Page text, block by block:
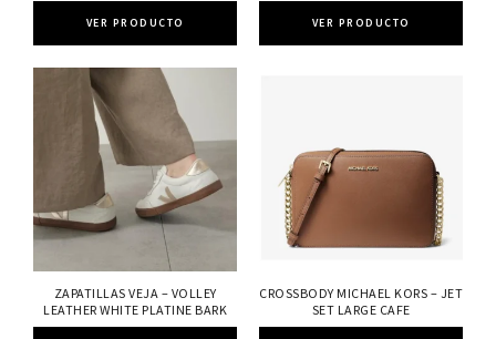
VER PRODUCTO VER PRODUCTO
ZAPATILLAS VEJA – VOLLEY
LEATHER WHITE PLATINE BARK
CROSSBODY MICHAEL KORS – JET
SET LARGE CAFE